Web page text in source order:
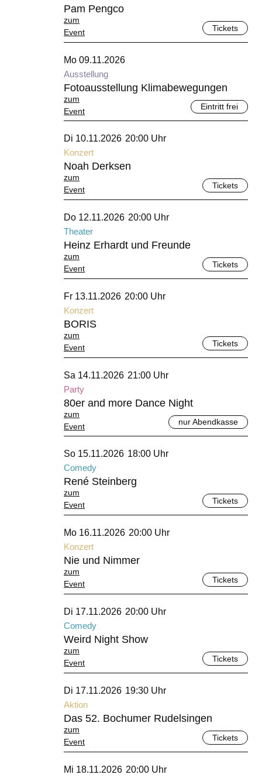
Tickets
Pam Pengco
zum
Event
November 2026
Mo 09.11.2026
Ausstellung
Eintritt frei
Fotoausstellung Klimabewegungen
zum
Event
November 2026
Di 10.11.2026 20:00 Uhr
Konzert
Tickets
Noah Derksen
zum
Event
November 2026
Do 12.11.2026 20:00 Uhr
Theater
Tickets
Heinz Erhardt und Freunde
zum
Event
November 2026
Fr 13.11.2026 20:00 Uhr
Konzert
Tickets
BORIS
zum
Event
November 2026
Sa 14.11.2026 21:00 Uhr
Party
nur Abendkasse
80er and more Dance Night
zum
Event
November 2026
So 15.11.2026 18:00 Uhr
Comedy
Tickets
René Steinberg
zum
Event
November 2026
Mo 16.11.2026 20:00 Uhr
Konzert
Tickets
Nie und Nimmer
zum
Event
November 2026
Di 17.11.2026 20:00 Uhr
Comedy
Tickets
Weird Night Show
zum
Event
November 2026
Di 17.11.2026 19:30 Uhr
Aktion
Tickets
Das 52. Bochumer Rudelsingen
zum
Event
November 2026
Mi 18.11.2026 20:00 Uhr